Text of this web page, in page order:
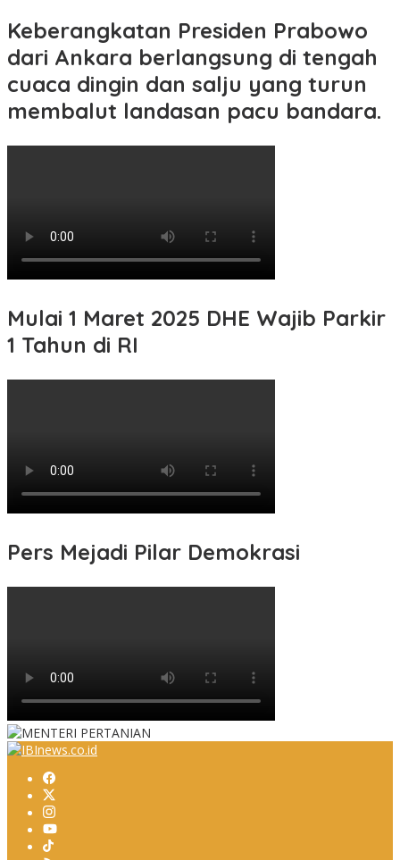
Keberangkatan Presiden Prabowo
dari Ankara berlangsung di tengah
cuaca dingin dan salju yang turun
membalut landasan pacu bandara.
Mulai 1 Maret 2025 DHE Wajib Parkir
1 Tahun di RI
Pers Mejadi Pilar Demokrasi